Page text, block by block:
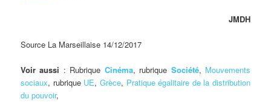
JMDH
Source La Marseillaise 14/12/2017
Voir aussi : Rubrique Cinéma, rubrique Société, Mouvements
sociaux, rubrique UE, Grèce, Pratique égalitaire de la distribution
du pouvoir,